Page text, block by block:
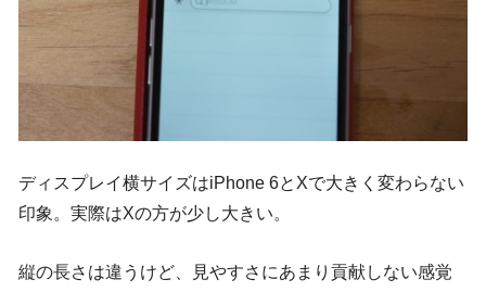
ディスプレイ横サイズはiPhone 6とXで大きく変わらない
印象。実際はXの方が少し大きい。
縦の長さは違うけど、見やすさにあまり貢献しない感覚